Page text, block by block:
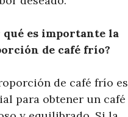
qué es importante la
de café frío?
de café frío es
para obtener un café